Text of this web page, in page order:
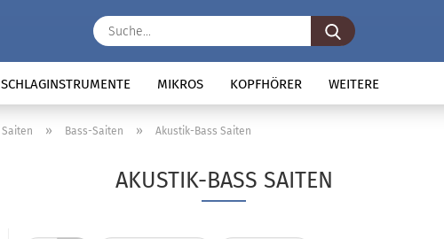
Suche...
SCHLAGINSTRUMENTE MIKROS KOPFHÖRER WEITERE
Saiten » Bass-Saiten » Akustik-Bass Saiten
AKUSTIK-BASS SAITEN